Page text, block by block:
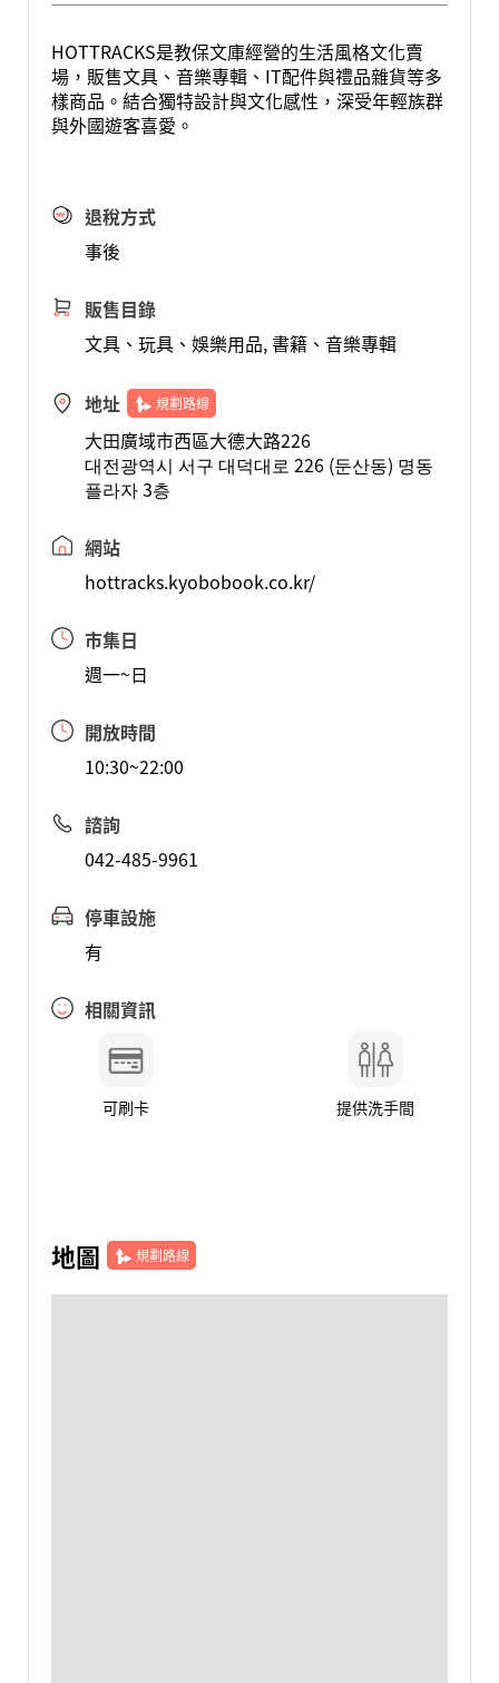
HOTTRACKS是教保文庫經營的生活風格文化賣
場，販售文具、音樂專輯、IT配件與禮品雜貨等多
樣商品。結合獨特設計與文化感性，深受年輕族群
與外國遊客喜愛。
退稅方式
事後
販售目錄
文具、玩具、娛樂用品, 書籍、音樂專輯
地址 規劃路線
大田廣域市西區大德大路226
대전광역시 서구 대덕대로 226 (둔산동) 명동
플라자 3층
網站
hottracks.kyobobook.co.kr/
市集日
週一~日
開放時間
10:30~22:00
諮詢
042-485-9961
停車設施
有
相關資訊
可刷卡 提供洗手間
地圖 規劃路線